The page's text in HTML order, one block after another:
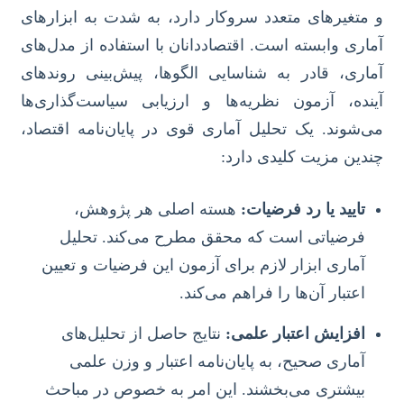
و متغیرهای متعدد سروکار دارد، به شدت به ابزارهای
آماری وابسته است. اقتصاددانان با استفاده از مدل‌های
آماری، قادر به شناسایی الگوها، پیش‌بینی روندهای
آینده، آزمون نظریه‌ها و ارزیابی سیاست‌گذاری‌ها
می‌شوند. یک تحلیل آماری قوی در پایان‌نامه اقتصاد،
چندین مزیت کلیدی دارد:
تایید یا رد فرضیات: هسته اصلی هر پژوهش،
فرضیاتی است که محقق مطرح می‌کند. تحلیل
آماری ابزار لازم برای آزمون این فرضیات و تعیین
اعتبار آن‌ها را فراهم می‌کند.
افزایش اعتبار علمی: نتایج حاصل از تحلیل‌های
آماری صحیح، به پایان‌نامه اعتبار و وزن علمی
بیشتری می‌بخشند. این امر به خصوص در مباحث